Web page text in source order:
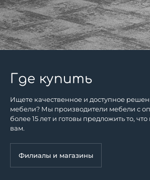
Порошковое покрытие муар
Опоры со скрытой регулировкой
Особенности:
стола
Возможность установки
защитных панелей (в комплект
Где купить
Ищете качественное и доступное
мебели? Мы производители мебели с
более 15 лет и готовы предложить то,
вам.
Филиалы и магазины